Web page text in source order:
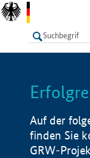
LISTE
Auf der
finden Sie
GRW-